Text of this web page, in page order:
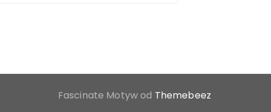
Fascinate Motyw od Themebeez